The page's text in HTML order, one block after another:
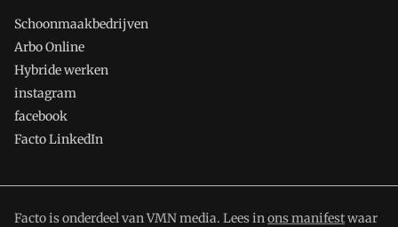
Schoonmaakbedrijven
Arbo Online
Hybride werken
instagram
facebook
Facto LinkedIn
Facto is onderdeel van VMN media. Lees inons manifestwaar